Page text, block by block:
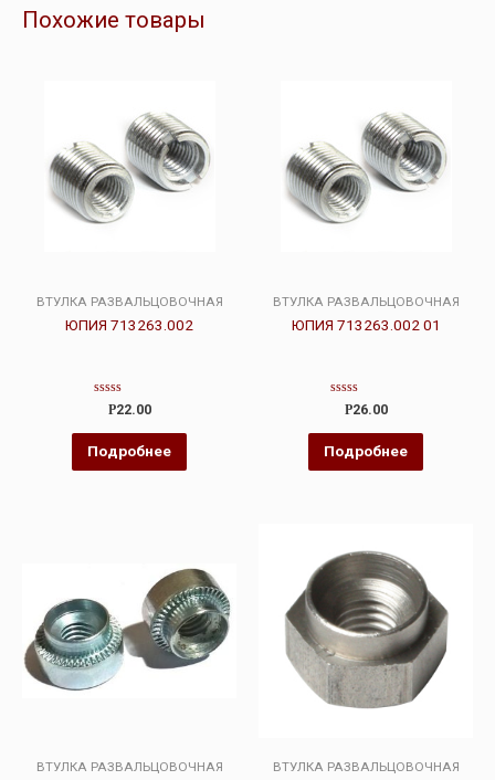
Похожие товары
ВТУЛКА РАЗВАЛЬЦОВОЧНАЯ
ЮПИЯ 713263.002
Оценка
из
5
Р22.00
Подробнее
ВТУЛКА РАЗВАЛЬЦОВОЧНАЯ
ЮПИЯ 713263.002 01
Оценка
из
5
Р26.00
Подробнее
ВТУЛКА РАЗВАЛЬЦОВОЧНАЯ ВТУЛКА РАЗВАЛЬЦОВОЧНАЯ